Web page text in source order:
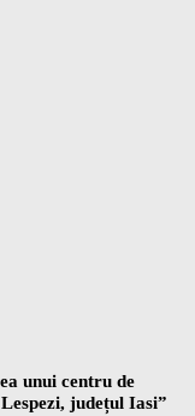
unui centru de
județul Iasi”